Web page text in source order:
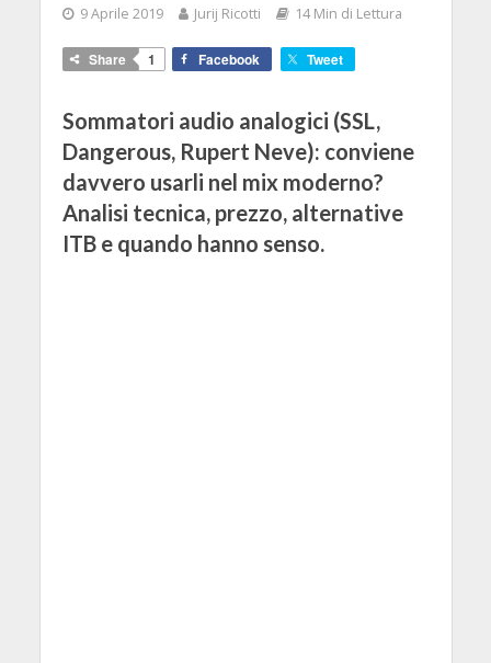
9 Aprile 2019 Jurij Ricotti 14 Min di Lettura
Share 1 Facebook Tweet
Sommatori audio analogici (SSL,
Dangerous, Rupert Neve): conviene
davvero usarli nel mix moderno?
Analisi tecnica, prezzo, alternative
ITB e quando hanno senso.